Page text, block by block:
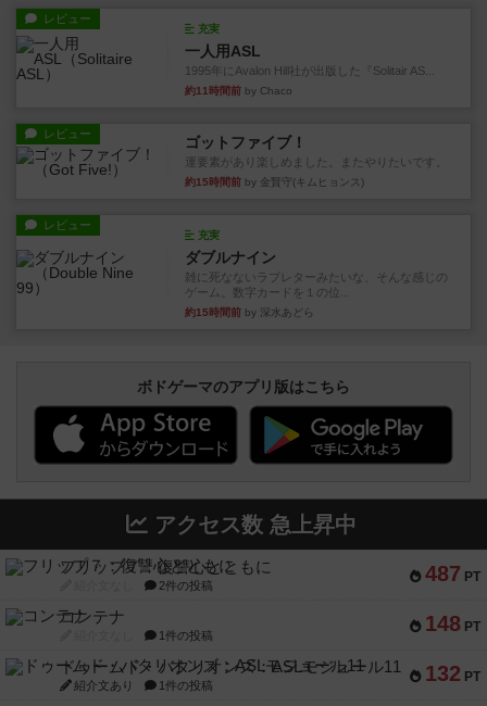
レビュー
充実
一人用ASL
1995年にAvalon Hill社が出版した『Solitair AS...
約11時間前 by Chaco
レビュー ゴットファイブ！
運要素があり楽しめました。またやりたいです。
約15時間前 by 金賢守(キムヒョンス)
レビュー
充実
ダブルナイン
雑に死なないラブレターみたいな、そんな感じの
ゲーム。数字カードを１の位...
約15時間前 by 深水あどら
ボドゲーマのアプリ版はこちら
アクセス数 急上昇中
487 PT
フリップ７：復讐心とともに
2件の投稿
148 PT
コンテナ
1件の投稿
132 PT
ドゥームド・バタリオンズ：ASLモジュール11
紹介文あり 1件の投稿